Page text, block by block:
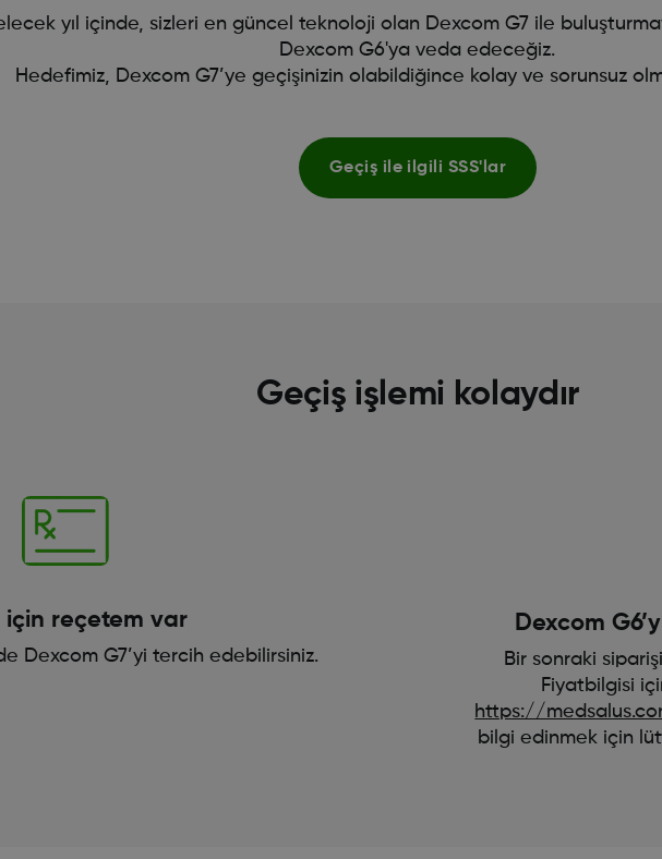
yıl içinde, sizleri en güncel teknoloji olan Dexcom G7 ile
Dexcom G6'ya veda edeceğiz.
Hedefimiz, Dexcom G7’ye geçişinizin olabildiğince kolay ve sorunsuz
Geçiş ile ilgili SSS'lar
Geçiş işlemi kolaydır
için reçetem var
Dexcom G7’yi tercih edebilirsiniz.
Dexcom
Bir sonraki
Fiyatbilgisi
https://
bilgi edinmek için